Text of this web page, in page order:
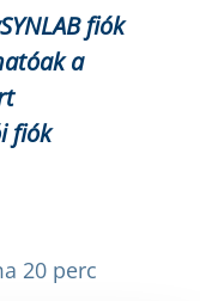
fiók
a
fiók
20 perc